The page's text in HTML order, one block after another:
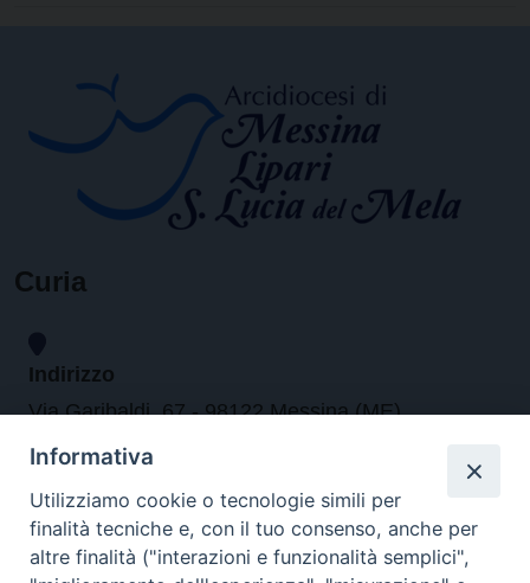
Curia
Indirizzo
Via Garibaldi, 67 - 98122 Messina (ME)
Orari
da lunedi al venerdi dalle ore 9.30 alle 12.30
Informativa
Utilizziamo cookie o tecnologie simili per
finalità tecniche e, con il tuo consenso, anche per
altre finalità ("interazioni e funzionalità semplici",